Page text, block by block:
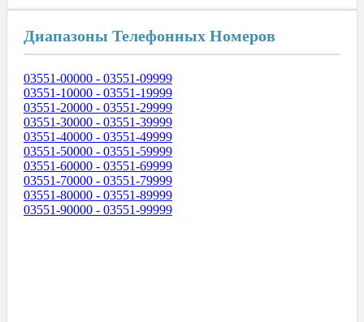
Диапазоны Телефонных Номеров
03551-00000 - 03551-09999
03551-10000 - 03551-19999
03551-20000 - 03551-29999
03551-30000 - 03551-39999
03551-40000 - 03551-49999
03551-50000 - 03551-59999
03551-60000 - 03551-69999
03551-70000 - 03551-79999
03551-80000 - 03551-89999
03551-90000 - 03551-99999